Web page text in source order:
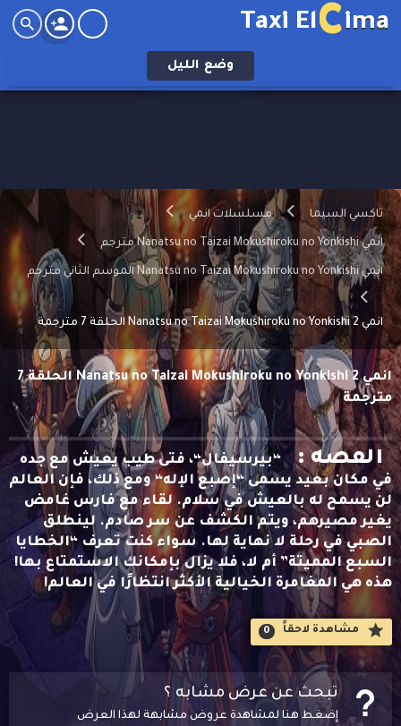
Taxi ElCima
وضع الليل
تاكسي السيما مسلسلات انمي
انمي Nanatsu no Taizai Mokushiroku no Yonkishi مترجم
انمي Nanatsu no Taizai Mokushiroku no Yonkishi الموسم الثاني مترجم
انمي Nanatsu no Taizai Mokushiroku no Yonkishi 2 الحلقة 7 مترجمة
انمي Nanatsu no Taizai Mokushiroku no Yonkishi 2 الحلقة 7
مترجمة
القصه :
“بيرسيفال“، فتى طيب يعيش مع جده
في مكان بعيد يسمى “إصبع الإله“ ومع ذلك، فإن العالم
لن يسمح له بالعيش في سلام. لقاء مع فارس غامض
يغير مصيرهم، ويتم الكشف عن سر صادم. لينطلق
الصبي في رحلة لا نهاية لها. سواء كنت تعرف “الخطايا
السبع المميتة” أم لا، فلا يزال بإمكانك الاستمتاع بها!
هذه هي المغامرة الخيالية الأكثر انتظارًا في العالم!
مشاهدة لاحقاََ 0
تبحث عن عرض مشابه ؟
إضغط هنا لمشاهدة عروض مشابهة لهذا العرض